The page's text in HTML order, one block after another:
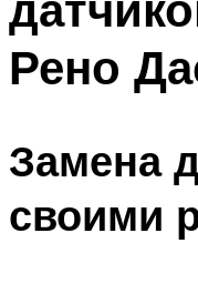
Рено
Замена
своими